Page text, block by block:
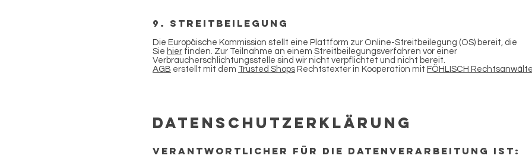
9. Streitbeilegung
Die Europäische Kommission stellt eine Plattform zur Online-Streitbeilegung (OS) bereit, die
Sie hier finden. Zur Teilnahme an einem Streitbeilegungsverfahren vor einer
Verbraucherschlichtungsstelle sind wir nicht verpflichtet und nicht bereit.
AGB erstellt mit dem Trusted Shops Rechtstexter in Kooperation mit FÖHLISCH Rechtsanwälte
DATENSCHUTZerklärung
Verantwortlicher für die Datenverarbeitung ist: